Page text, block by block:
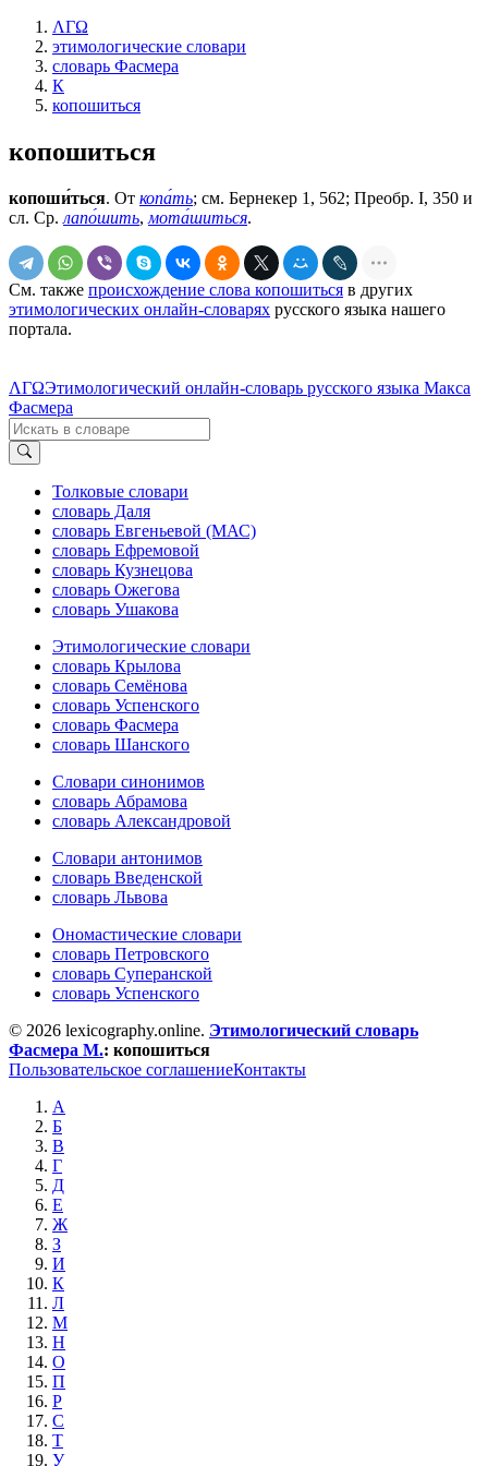
ΛΓΩ
этимологические словари
словарь Фасмера
К
копошиться
копошиться
копоши́ться. От копа́ть; см. Бернекер 1, 562; Преобр. I, 350 и
сл. Ср. лапо́шить, мота́шиться.
См. также происхождение слова копошиться в других
этимологических онлайн-словарях русского языка нашего
портала.
ΛΓΩЭтимологический онлайн-словарь русского языка Макса
Фасмера
Толковые словари
словарь Даля
словарь Евгеньевой (МАС)
словарь Ефремовой
словарь Кузнецова
словарь Ожегова
словарь Ушакова
Этимологические словари
словарь Крылова
словарь Семёнова
словарь Успенского
словарь Фасмера
словарь Шанского
Словари синонимов
словарь Абрамова
словарь Александровой
Словари антонимов
словарь Введенской
словарь Львова
Ономастические словари
словарь Петровского
словарь Суперанской
словарь Успенского
© 2026 lexicography.online. Этимологический словарь
Фасмера М.: копошиться
Пользовательское соглашениеКонтакты
А
Б
В
Г
Д
Е
Ж
З
И
К
Л
М
Н
О
П
Р
С
Т
У